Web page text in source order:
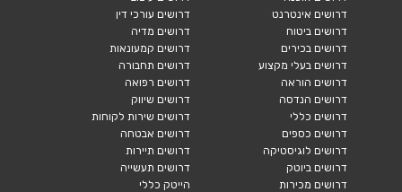
דרושים אינטרנט
דרושים ביטוח
דרושים בכירים
דרושים בעלי מקצוע
דרושים הוראה
דרושים הנדסה
דרושים כללי
דרושים כספים
דרושים לוגיסטיקה
דרושים ביוטק
דרושים מכירות
דרושים עורכי דין
דרושים מדיה
דרושים קמעונאות
דרושים תחבורה
דרושים רפואה
דרושים שיווק
דרושים שירות לקוחות
דרושים אבטחה
דרושים תיירות
דרושים תעשייה
הייטק כללי